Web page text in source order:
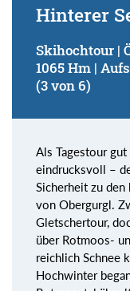
Hinterer
Skihochtour |
1065 Hm |
(3 von 6)
Als Tagestour
eindrucksvoll –
Sicherheit zu
von Obergurgl.
Gletschertour,
über Rotmoos-
reichlich Schnee
Hochwinter